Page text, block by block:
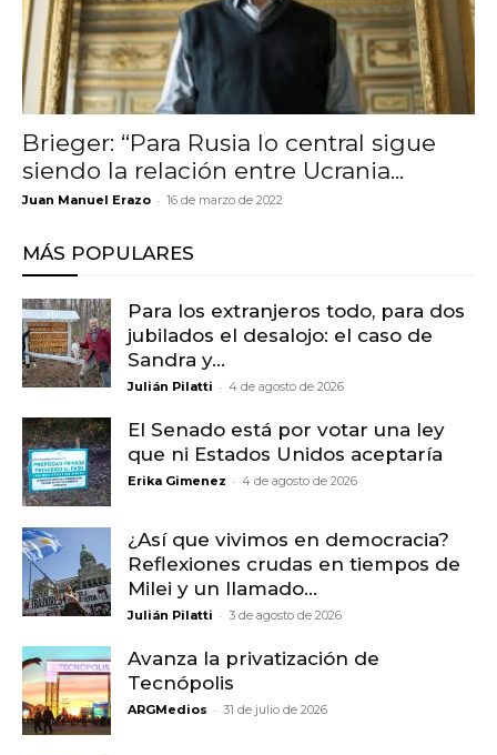
Brieger: “Para Rusia lo central sigue
siendo la relación entre Ucrania...
Juan Manuel Erazo - 16 de marzo de 2022
MÁS POPULARES
Para los extranjeros todo, para dos
jubilados el desalojo: el caso de
Sandra y...
Julián Pilatti - 4 de agosto de 2026
El Senado está por votar una ley
que ni Estados Unidos aceptaría
Erika Gimenez - 4 de agosto de 2026
¿Así que vivimos en democracia?
Reflexiones crudas en tiempos de
Milei y un llamado...
Julián Pilatti - 3 de agosto de 2026
Avanza la privatización de
Tecnópolis
ARGMedios - 31 de julio de 2026